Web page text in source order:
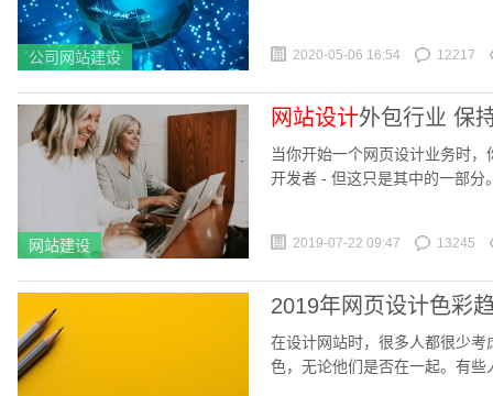
公司网站建设 2020-05-06 16:54 12217
网站建设
网站设计外包行业 保
当你开始一个网页设计业务时
开发者 - 但这只是其中的一部分
2019-07-22 09:47 13245
2019年网页设计色彩
在设计网站时，很多人都很少
色，无论他们是否在一起。有些